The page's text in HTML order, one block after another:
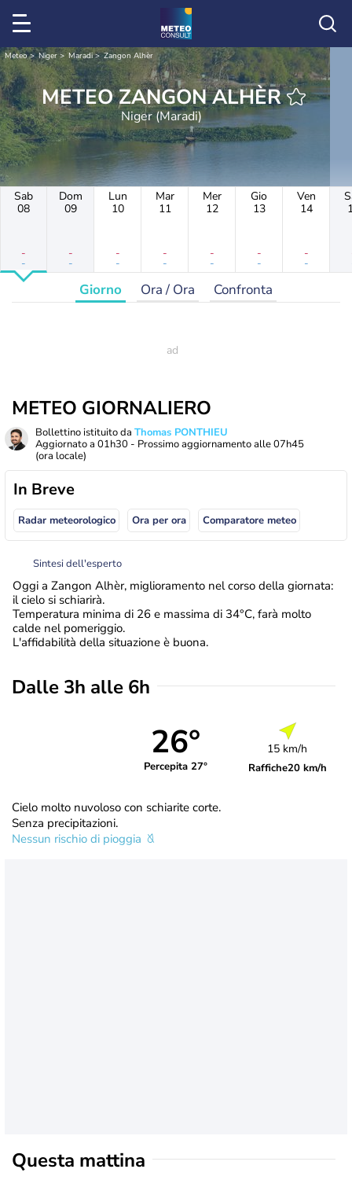
Meteo Niger Maradi Zangon Alhèr
METEO ZANGON ALHÈR
Niger (Maradi)
Sab
08
-
-
Dom
09
-
-
Lun
10
-
-
Mar
11
-
-
Mer
12
-
-
Gio
13
-
-
Ven
14
-
-
Giorno Ora / Ora Confronta
METEO GIORNALIERO
Bollettino istituito da Thomas PONTHIEU
Aggiornato a 01h30 - Prossimo aggiornamento alle07h45
(ora locale)
In Breve
Radar meteorologico Ora per ora Comparatore meteo
Sintesi dell'esperto
Oggi a Zangon Alhèr, miglioramento nel corso della giornata:
il cielo si schiarirà.
Temperatura minima di 26 e massima di 34°C, farà molto
calde nel pomeriggio.
L'affidabilità della situazione è buona.
Dalle 3h alle 6h
26°
Percepita 27°
15 km/h
Raffiche20 km/h
Cielo molto nuvoloso con schiarite corte.
Senza precipitazioni.
Nessun rischio di pioggia
Questa mattina